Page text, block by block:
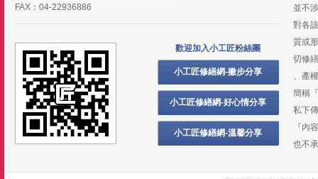
FAX：04-22936886
歡迎加入小工匠粉絲團
小工匠修繕網-撇步分享
小工匠修繕網-好心情分享
小工匠修繕網-溫馨分享
並不
對各
質或
切修
、產
簡稱
私下
『內
也不